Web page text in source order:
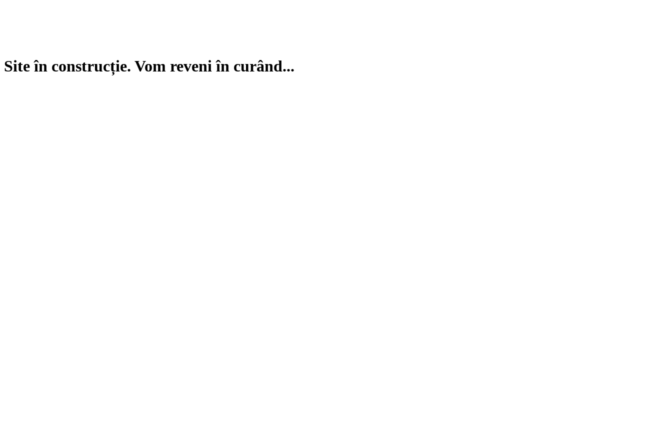
Site în construcție. Vom reveni în curând...